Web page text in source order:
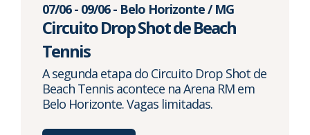
07/06 - 09/06 - Belo Horizonte / MG
Circuito Drop Shot de Beach
Tennis
A segunda etapa do Circuito Drop Shot de
Beach Tennis acontece na Arena RM em
Belo Horizonte. Vagas limitadas.